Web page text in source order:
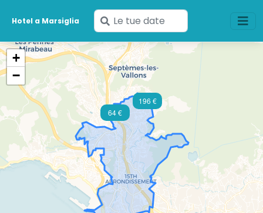
Hotel a Marsiglia
Inserisci
le
tue
date
64 €
196 €
+
−